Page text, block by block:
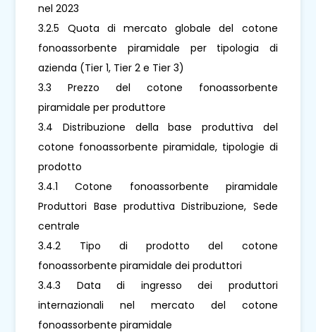
nel 2023
3.2.5 Quota di mercato globale del cotone
fonoassorbente piramidale per tipologia di
azienda (Tier 1, Tier 2 e Tier 3)
3.3 Prezzo del cotone fonoassorbente
piramidale per produttore
3.4 Distribuzione della base produttiva del
cotone fonoassorbente piramidale, tipologie di
prodotto
3.4.1 Cotone fonoassorbente piramidale
Produttori Base produttiva Distribuzione, Sede
centrale
3.4.2 Tipo di prodotto del cotone
fonoassorbente piramidale dei produttori
3.4.3 Data di ingresso dei produttori
internazionali nel mercato del cotone
fonoassorbente piramidale